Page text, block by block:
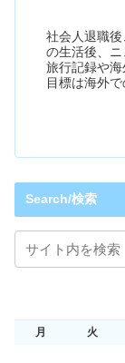
社会人退職
の生活後、ニ
旅行記録や海
目標は海外で
Search/検索
月 火